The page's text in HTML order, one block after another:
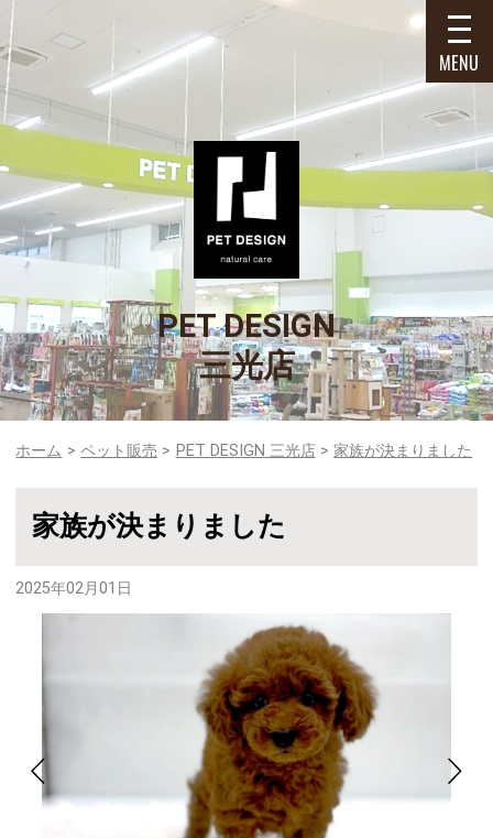
PET DESIGN
三光店
MENU
ホーム ペット販売 PET DESIGN 三光店 家族が決まりました
家族が決まりました
2025年02月01日